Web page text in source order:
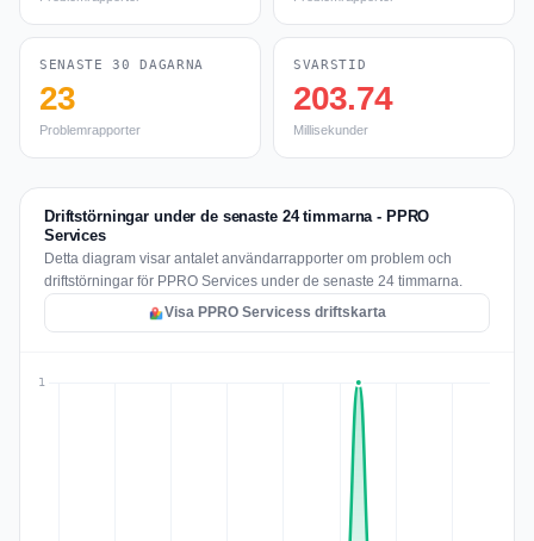
SENASTE 30 DAGARNA
23
Problemrapporter
SVARSTID
203.74
Millisekunder
Driftstörningar under de senaste 24 timmarna - PPRO
Services
Detta diagram visar antalet användarrapporter om problem och
driftstörningar för PPRO Services under de senaste 24 timmarna.
Visa PPRO Servicess driftskarta